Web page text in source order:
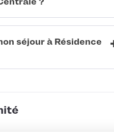
séjour à Résidence